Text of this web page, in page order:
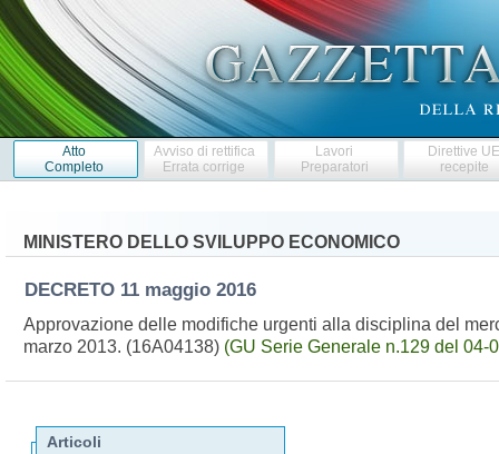
Atto
Completo
Avviso di rettifica
Errata corrige
Lavori
Preparatori
Direttive
recepite
MINISTERO DELLO SVILUPPO ECONOMICO
DECRETO 11 maggio 2016
Approvazione delle modifiche urgenti alla disciplina del
marzo 2013. (16A04138) (GU Serie Generale n.129 del 04-